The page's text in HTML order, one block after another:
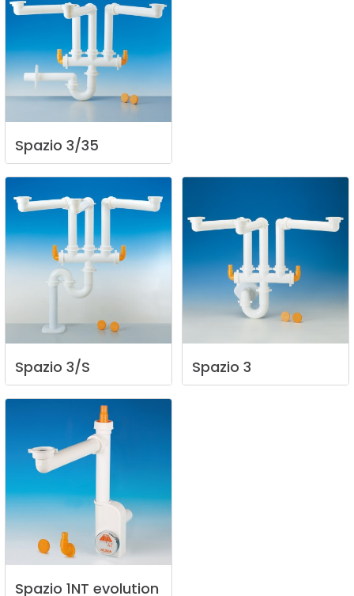
Spazio 3/35
Spazio 3/S Spazio 3
Spazio 1NT evolution